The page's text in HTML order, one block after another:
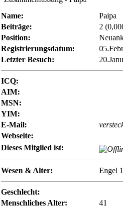
Name:
Paipa
Beiträge:
2
Position:
Registrierungsdatum:
Letzter Besuch:
ICQ:
AIM:
MSN:
YIM:
E-Mail:
Webseite:
Dieses Mitglied ist:
Wesen & Alter: Engel
Geschlecht:
Menschliches Alter:
41